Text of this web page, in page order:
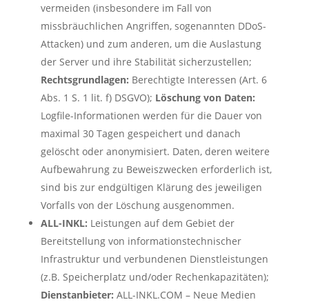
vermeiden (insbesondere im Fall von
missbräuchlichen Angriffen, sogenannten DDoS-
Attacken) und zum anderen, um die Auslastung
der Server und ihre Stabilität sicherzustellen;
Rechtsgrundlagen: Berechtigte Interessen (Art. 6
Abs. 1 S. 1 lit. f) DSGVO); Löschung von Daten:
Logfile-Informationen werden für die Dauer von
maximal 30 Tagen gespeichert und danach
gelöscht oder anonymisiert. Daten, deren weitere
Aufbewahrung zu Beweiszwecken erforderlich ist,
sind bis zur endgültigen Klärung des jeweiligen
Vorfalls von der Löschung ausgenommen.
ALL-INKL: Leistungen auf dem Gebiet der
Bereitstellung von informationstechnischer
Infrastruktur und verbundenen Dienstleistungen
(z.B. Speicherplatz und/oder Rechenkapazitäten);
Dienstanbieter: ALL-INKL.COM – Neue Medien